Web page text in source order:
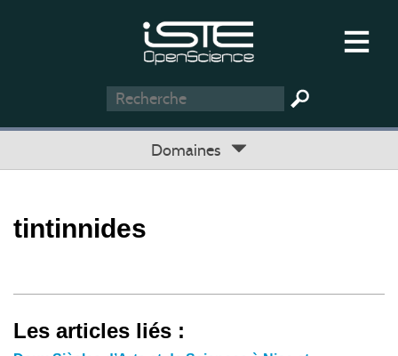
Domaines
tintinnides
Les articles liés :